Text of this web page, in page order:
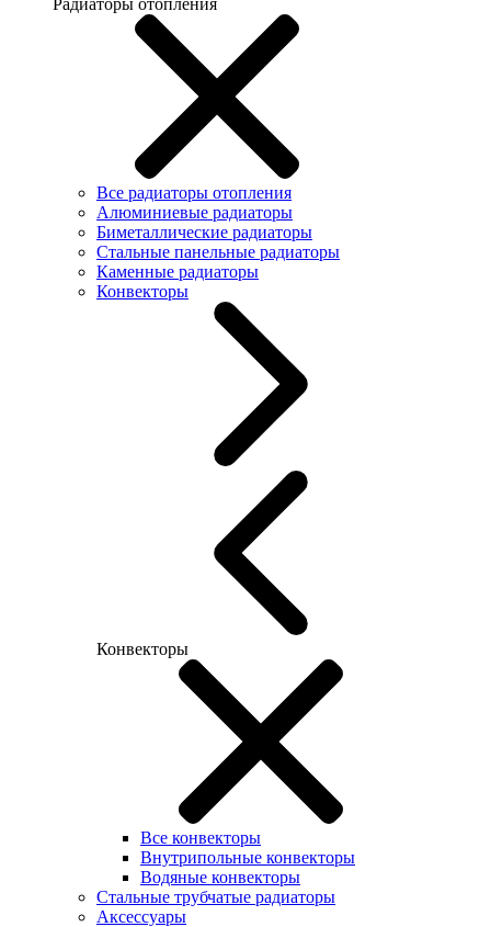
Радиаторы отопления
Все радиаторы отопления
Алюминиевые радиаторы
Биметаллические радиаторы
Стальные панельные радиаторы
Каменные радиаторы
Конвекторы
Конвекторы
Все конвекторы
Внутрипольные конвекторы
Водяные конвекторы
Стальные трубчатые радиаторы
Аксессуары